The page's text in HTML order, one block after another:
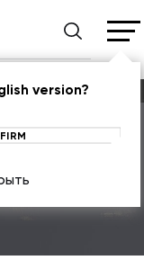
version?